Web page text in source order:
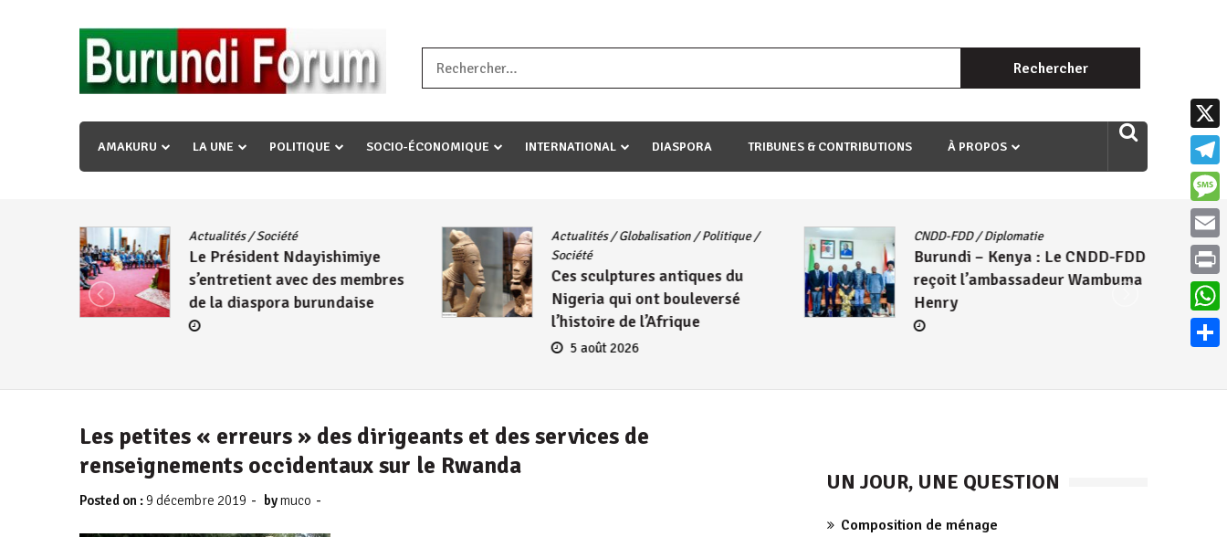
« Ingorane si ugupfa , ingorane ni ugupfa nabi ,gupfa ataco umariye umuryango wawe canke igihugu cakwibarutse .Wewe uri ngaha ndagusigiye iki kibazo : Uriko ukora iki kugira ngo
uzopfire neza umuryango n’igihugu cakwibarutse ? »
Rechercher :
AMAKURU LA UNE POLITIQUE SOCIO-ÉCONOMIQUE INTERNATIONAL DIASPORA TRIBUNES & CONTRIBUTIONS À PROPOS
Actualités/Société
Le Président Ndayishimiye
s’entretient avec des membres
de la diaspora burundaise
Actualités/Globalisation/Politique/
Société
Ces sculptures antiques du
Nigeria qui ont bouleversé
l’histoire de l’Afrique
5 août 2026
CNDD-FDD/Diplomatie
Burundi – Kenya : Le CNDD-FDD
reçoit l’ambassadeur Wambuma
Henry
Les petites « erreurs » des dirigeants et des services de
renseignements occidentaux sur le Rwanda
Posted on :9 décembre 2019 - bymuco -
UN JOUR, UNE QUESTION
Composition de ménage
X
Email
Print